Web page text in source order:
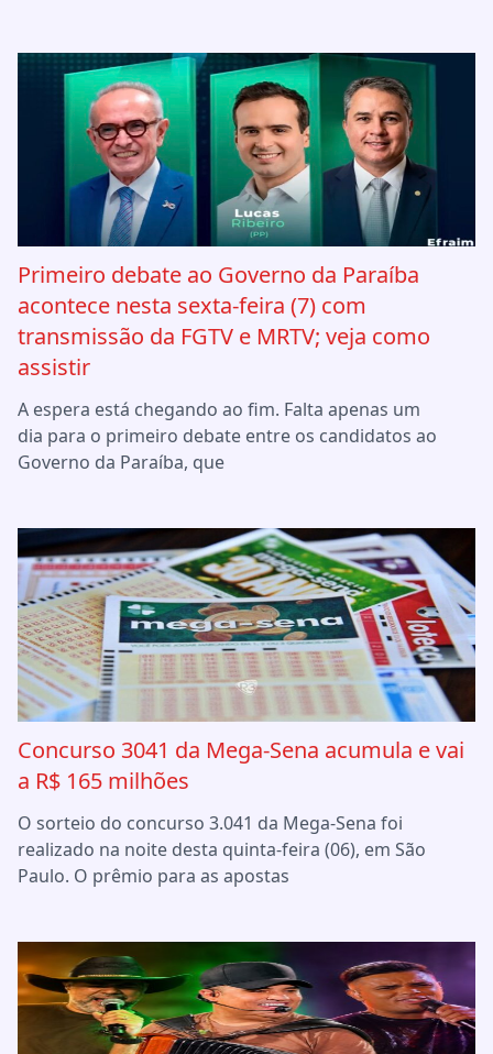
Primeiro debate ao Governo da Paraíba
acontece nesta sexta-feira (7) com
transmissão da FGTV e MRTV; veja como
assistir
A espera está chegando ao fim. Falta apenas um
dia para o primeiro debate entre os candidatos ao
Governo da Paraíba, que
Concurso 3041 da Mega-Sena acumula e vai
a R$ 165 milhões
O sorteio do concurso 3.041 da Mega-Sena foi
realizado na noite desta quinta-feira (06), em São
Paulo. O prêmio para as apostas